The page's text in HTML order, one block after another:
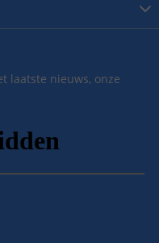
laatste nieuws, onze